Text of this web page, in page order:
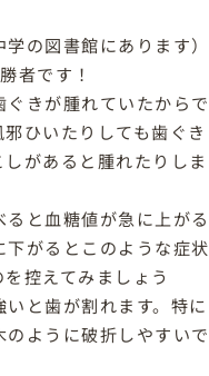
の図書館にあります）
者です！
きが腫れていたからで
ひいたりしても歯ぐき
があると腫れたりしま
と血糖値が急に上がる
がるとこのような症状
控えてみましょう
と歯が割れます。特に
ように破折しやすいで